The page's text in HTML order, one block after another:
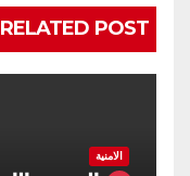
RELATED POST
الامنية